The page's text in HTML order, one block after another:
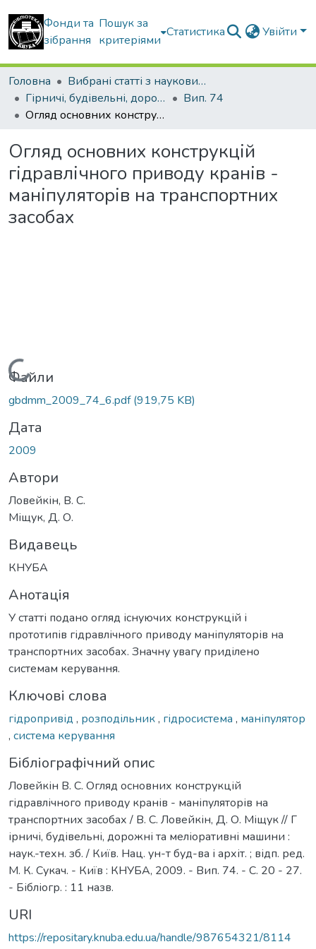
Фонди та
зібрання
Пошук за
критеріями
Статистика Увійти
Головна
Вибрані статті з наукових збірників КНУБА
Гірничі, будівельні, дорожні та меліоративні машини
Вип. 74
Огляд основних конструкцій гідравлічного приводу кранів - маніпуляторів на транспортних засобах
Огляд основних конструкцій
гідравлічного приводу кранів -
маніпуляторів на транспортних
засобах
Вантажиться...
Файли
gbdmm_2009_74_6.pdf(919,75 KB)
Дата
2009
Автори
Ловейкін, В. С.
Міщук, Д. О.
Видавець
КНУБА
Анотація
У статті подано огляд існуючих конструкцій і
прототипів гідравлічного приводу маніпуляторів на
транспортних засобах. Значну увагу приділено
системам керування.
Ключові слова
гідропривід , розподільник, гідросистема , маніпулятор
, система керування
Бібліографічний опис
Ловейкін В. С. Огляд основних конструкцій
гідравлічного приводу кранів - маніпуляторів на
транспортних засобах / В. С. Ловейкін, Д. О. Міщук // Г
ірничі, будівельні, дорожні та меліоративні машини :
наук.-техн. зб. / Київ. Нац. ун-т буд-ва і архіт. ; відп. ред.
М. К. Сукач. - Київ : КНУБА, 2009. - Вип. 74. - С. 20 - 27.
- Бібліогр. : 11 назв.
URI
https://repositary.knuba.edu.ua/handle/987654321/8114